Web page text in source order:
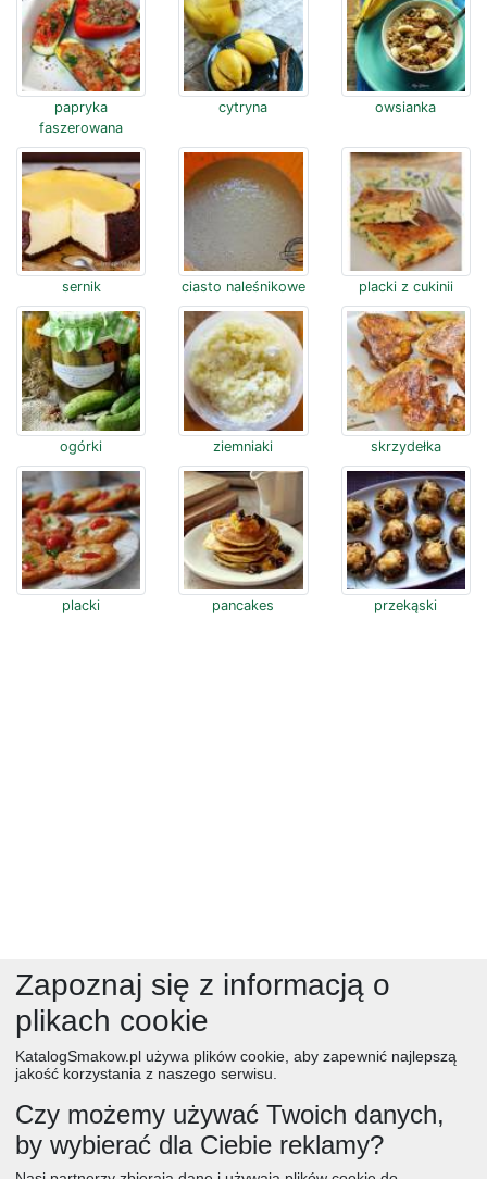
papryka
faszerowana
cytryna owsianka
sernik ciasto naleśnikowe placki z cukinii
ogórki ziemniaki skrzydełka
placki pancakes przekąski
desery
Zapoznaj się z informacją o
plikach cookie
KatalogSmakow.pl używa plików cookie, aby zapewnić najlepszą
jakość korzystania z naszego serwisu.
Czy możemy używać Twoich danych,
by wybierać dla Ciebie reklamy?